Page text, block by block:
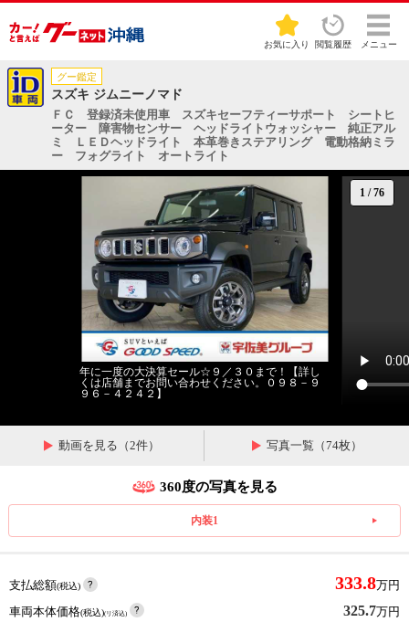
お気に入り 閲覧履歴 メニュー
グー鑑定
スズキ ジムニーノマド
ＦＣ 登録済未使用車 スズキセーフティーサポート シートヒ
ーター 障害物センサー ヘッドライトウォッシャー 純正アル
ミ ＬＥＤヘッドライト 本革巻きステアリング 電動格納ミラ
ー フォグライト オートライト
1 /76
年に一度の大決算セール☆９／３０まで！【詳し
くは店舗までお問い合わせください。０９８－９
９６－４２４２】
動画を見る（2件） 写真一覧（74枚）
360度の写真を見る
内装1
支払総額(税込) 333.8万円
車両本体価格(税込)(リ済込) 325.7万円